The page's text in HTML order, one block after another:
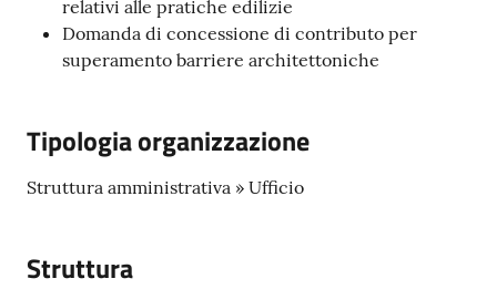
relativi alle pratiche edilizie
Domanda di concessione di contributo per
superamento barriere architettoniche
Tipologia organizzazione
Struttura amministrativa » Ufficio
Struttura